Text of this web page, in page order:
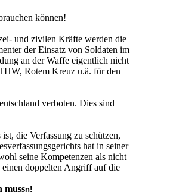
können!
und zivilen Kräfte werden die
der Einsatz von Soldaten im
an der Waffe eigentlich nicht
Rotem Kreuz u.ä. für den
verboten. Dies sind
die Verfassung zu schützen,
hat in seiner
seine Kompetenzen als nicht
einen doppelten Angriff auf die
mussn!